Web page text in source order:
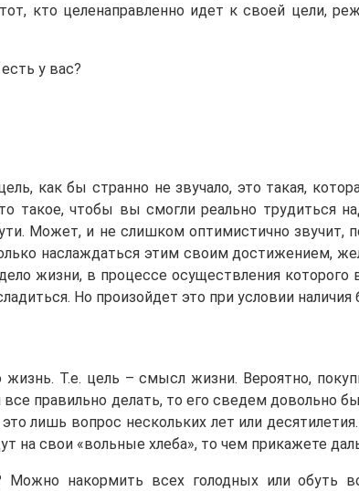
кто целенаправленно идет к своей цели,
у вас?
как бы странно не звучало, это такая,
такое, чтобы вы смогли реально трудиться
Может, и не слишком оптимистично
наслаждаться этим своим достижением,
жизни, в процессе осуществления которого
Но произойдет это при условии
Т.е. цель – смысл жизни. Вероятно,
правильно делать, то его сведем довольно
лишь вопрос нескольких лет или
на свои «вольные хлеба», то чем прикажете
Можно накормить всех голодных или